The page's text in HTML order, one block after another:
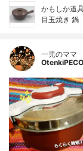
かもしか道
目玉焼き 鍋
一児のママ
OtenkiPECO